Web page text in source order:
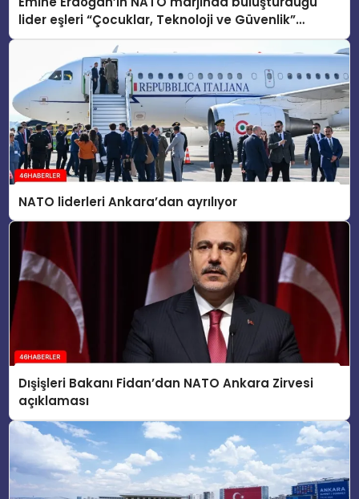
lider eşleri “Çocuklar, Teknoloji ve Güvenlik”
konusunu ele aldı
NATO liderleri Ankara’dan ayrılıyor
Dışişleri Bakanı Fidan’dan NATO Ankara Zirvesi
açıklaması